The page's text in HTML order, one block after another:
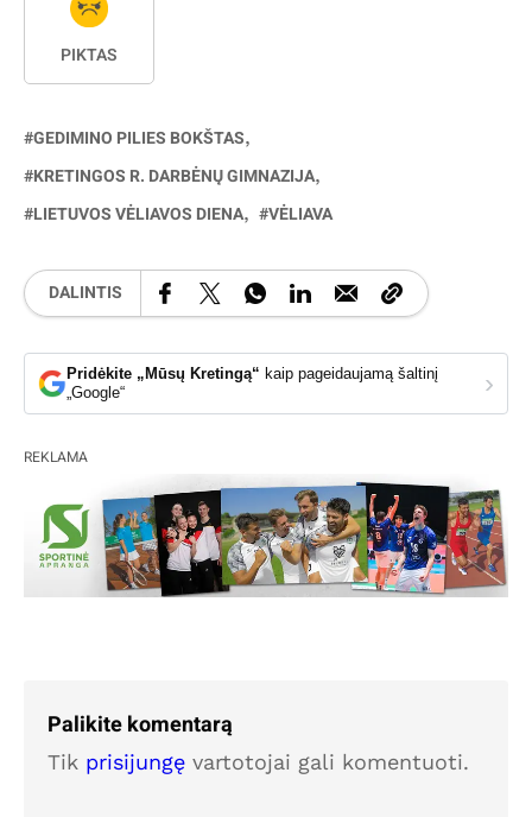
PIKTAS
GEDIMINO PILIES BOKŠTAS
KRETINGOS R. DARBĖNŲ GIMNAZIJA
LIETUVOS VĖLIAVOS DIENA
VĖLIAVA
DALINTIS
Pridėkite „Mūsų Kretingą“ kaip pageidaujamą šaltinį
„Google“
›
REKLAMA
Palikite komentarą
Tik prisijungę vartotojai gali komentuoti.